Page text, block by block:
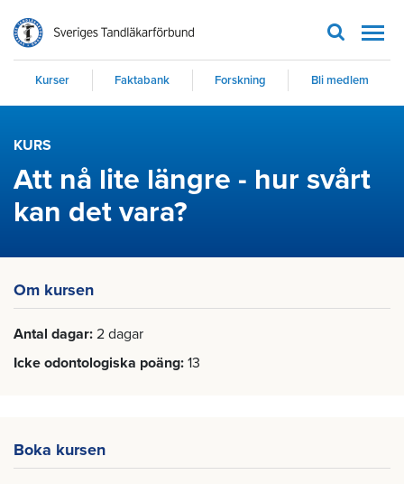
Kurser Faktabank Forskning Bli medlem
KURS
Att nå lite längre - hur svårt
kan det vara?
Om kursen
Antal dagar 2 dagar
Icke odontologiska poäng 13
Boka kursen